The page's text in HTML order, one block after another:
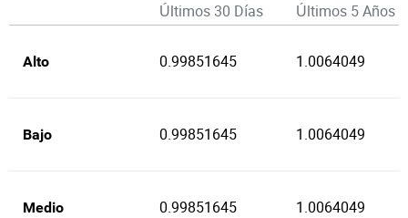
Últimos 30 Días Últimos 5 Años
Alto 0.99851645 1.0064049
Bajo 0.99851645 1.0064049
Medio 0.99851645 1.0064049